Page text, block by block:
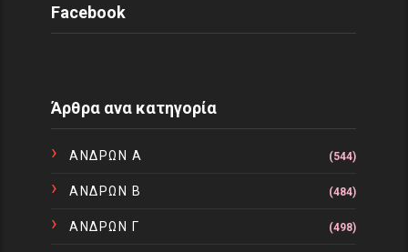
Facebook
Άρθρα ανα κατηγορία
ΑΝΔΡΩΝ Α (544)
ΑΝΔΡΩΝ Β (484)
ΑΝΔΡΩΝ Γ (498)